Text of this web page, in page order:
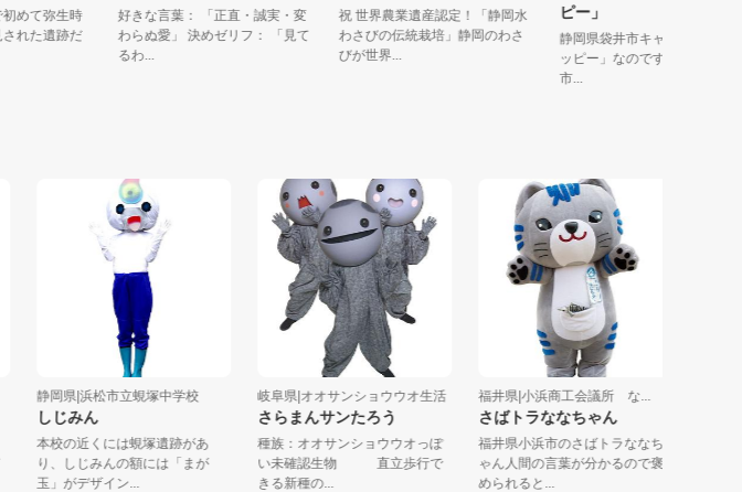
で初めて弥生時
見された遺跡だ
好きな言葉： 「正直・誠実・変
わらぬ愛」 決めゼリフ： 「見て
るわ...
祝 世界農業遺産認定！「静岡水
わさびの伝統栽培」静岡のわさ
びが世界...
ピー」
静岡県袋井市キャラクタ
ッピー」なのですo(・θ・
静岡県|浜松市立蜆塚中学校
しじみん
本校の近くには蜆塚遺跡があ
り、しじみんの額には「まが
玉」がデザイン...
岐阜県|オオサンショウウオ生活
さらまんサンたろう
種族：オオサンショウウオっぽ
い未確認生物 直立歩行で
きる新種の...
福井県|小浜商工会議所 な...
さばトラななちゃん
福井県小浜市のさばトラななち
ゃん人間の言葉が分かるので褒
められると...